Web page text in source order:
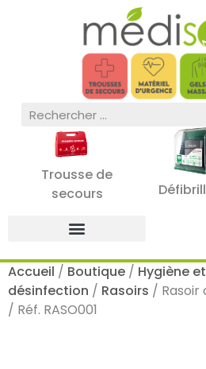
Trousse de
secours
Accueil / Boutique / Hygiène et
désinfection / Rasoirs / Rasoir
/ Réf. RASO001